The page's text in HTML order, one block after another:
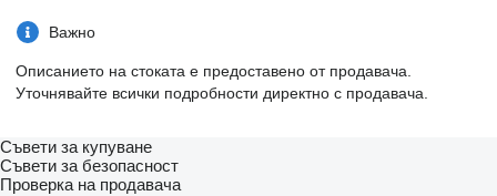
Важно
Описанието на стоката е предоставено от продавача.
Уточнявайте всички подробности директно с продавача.
Съвети за купуване
Съвети за безопасност
Проверка на продавача